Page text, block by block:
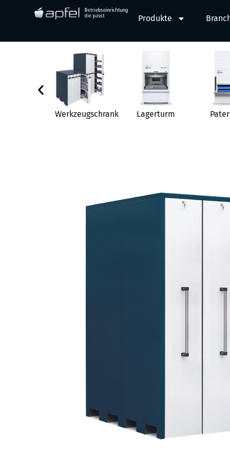
Produkte
Werkzeugschrank Lagerturm